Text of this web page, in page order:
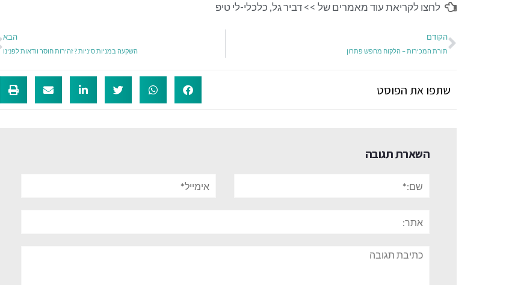
לחצו לקריאת עוד מאמרים של >>דביר גל, כלכלי-לי טיפ
הקודם
תורת המכירות – הלקוח מחפש פתרון
הבא
השקעה במניות סיניות ? זהירות חוסר וודאות לפנינו
שתפו את הפוסט
השארת תגובה
תגובה